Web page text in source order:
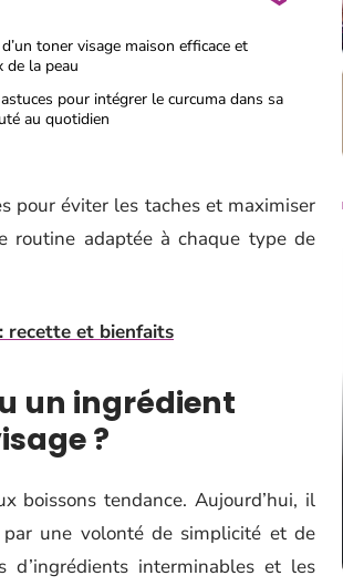
toner visage maison efficace et
de la peau
pour intégrer le curcuma dans sa
au quotidien
pour éviter les taches et maximiser
routine adaptée à chaque type de
recette et bienfaits
un ingrédient
?
boissons tendance. Aujourd’hui, il
une volonté de simplicité et de
d’ingrédients interminables et les